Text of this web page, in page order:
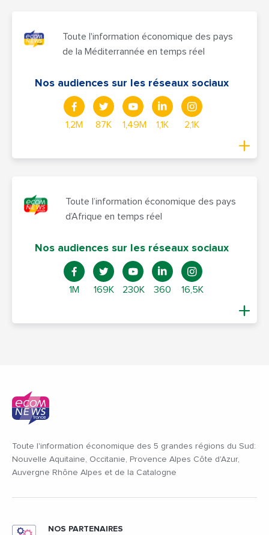
Toute l'information économique des pays
de la Méditerrannée en temps réel
Nos audiences sur les réseaux sociaux
1,2M 87K 1,49M 1,1K 2,1K
Toute l’information économique des pays
d’Afrique en temps réel
Nos audiences sur les réseaux sociaux
1M 169K 230K 360 16,5K
Toute l'information économique des 5 grandes régions du Sud:
Nouvelle Aquitaine, Occitanie, Provence Alpes Côte d'Azur,
Auvergne Rhône Alpes et de la Catalogne
NOS PARTENAIRES